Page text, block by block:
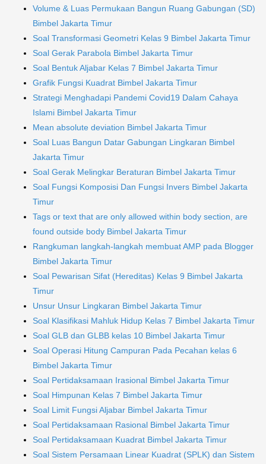
Volume & Luas Permukaan Bangun Ruang Gabungan (SD)
Bimbel Jakarta Timur
Soal Transformasi Geometri Kelas 9 Bimbel Jakarta Timur
Soal Gerak Parabola Bimbel Jakarta Timur
Soal Bentuk Aljabar Kelas 7 Bimbel Jakarta Timur
Grafik Fungsi Kuadrat Bimbel Jakarta Timur
Strategi Menghadapi Pandemi Covid19 Dalam Cahaya
Islami Bimbel Jakarta Timur
Mean absolute deviation Bimbel Jakarta Timur
Soal Luas Bangun Datar Gabungan Lingkaran Bimbel
Jakarta Timur
Soal Gerak Melingkar Beraturan Bimbel Jakarta Timur
Soal Fungsi Komposisi Dan Fungsi Invers Bimbel Jakarta
Timur
Tags or text that are only allowed within body section, are
found outside body Bimbel Jakarta Timur
Rangkuman langkah-langkah membuat AMP pada Blogger
Bimbel Jakarta Timur
Soal Pewarisan Sifat (Hereditas) Kelas 9 Bimbel Jakarta
Timur
Unsur Unsur Lingkaran Bimbel Jakarta Timur
Soal Klasifikasi Mahluk Hidup Kelas 7 Bimbel Jakarta Timur
Soal GLB dan GLBB kelas 10 Bimbel Jakarta Timur
Soal Operasi Hitung Campuran Pada Pecahan kelas 6
Bimbel Jakarta Timur
Soal Pertidaksamaan Irasional Bimbel Jakarta Timur
Soal Himpunan Kelas 7 Bimbel Jakarta Timur
Soal Limit Fungsi Aljabar Bimbel Jakarta Timur
Soal Pertidaksamaan Rasional Bimbel Jakarta Timur
Soal Pertidaksamaan Kuadrat Bimbel Jakarta Timur
Soal Sistem Persamaan Linear Kuadrat (SPLK) dan Sistem